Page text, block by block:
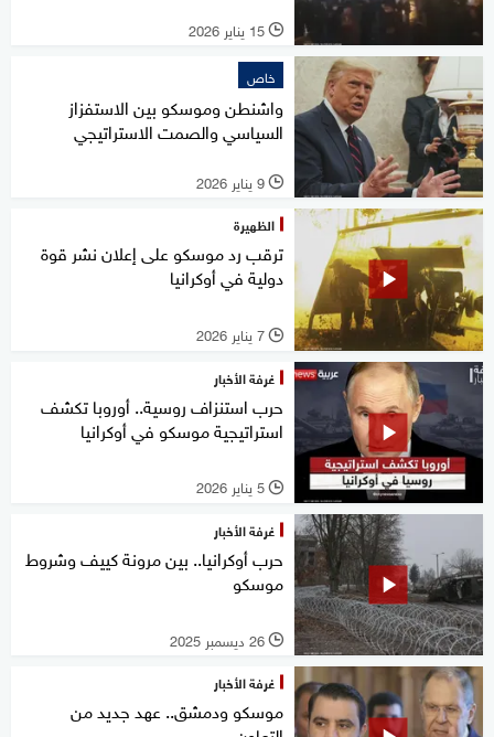
l 15 يناير 2026
خاص
واشنطن وموسكو بين الاستفزاز
السياسي والصمت الاستراتيجي
l 9 يناير 2026
الظهيرة
ترقب رد موسكو على إعلان نشر قوة
دولية في أوكرانيا
l 7 يناير 2026
غرفة الأخبار
حرب استنزاف روسية.. أوروبا تكشف
استراتيجية موسكو في أوكرانيا
l 5 يناير 2026
غرفة الأخبار
حرب أوكرانيا.. بين مرونة كييف وشروط
موسكو
l 26 ديسمبر 2025
غرفة الأخبار
موسكو ودمشق.. عهد جديد من